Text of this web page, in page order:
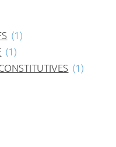
(1)
(1)
(1)